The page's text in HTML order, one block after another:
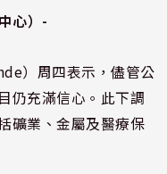
心）-
）周四表示，儘管公
仍充滿信心。此下調
礦業、金屬及醫療保